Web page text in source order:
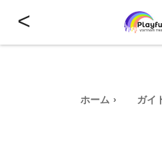
<
ホーム ガイ